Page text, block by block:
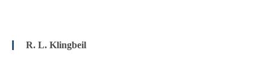
R. L. Klingbeil